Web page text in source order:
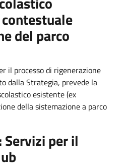
del parco
il processo di rigenerazione
dalla Strategia, prevede la
esistente (ex
della sistemazione a parco
Servizi per il